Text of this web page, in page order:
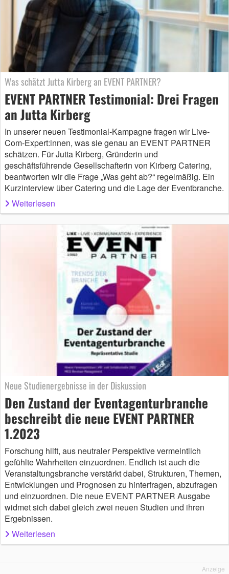
Was schätzt Jutta Kirberg an EVENT PARTNER?
EVENT PARTNER Testimonial: Drei Fragen
an Jutta Kirberg
In unserer neuen Testimonial-Kampagne fragen wir Live-
Com-Expert:innen, was sie genau an EVENT PARTNER
schätzen. Für Jutta Kirberg, Gründerin und
geschäftsführende Gesellschafterin von Kirberg Catering,
beantworten wir die Frage „Was geht ab?“ regelmäßig. Ein
Kurzinterview über Catering und die Lage der Eventbranche.
Weiterlesen
Neue Studienergebnisse in der Diskussion
Den Zustand der Eventagenturbranche
beschreibt die neue EVENT PARTNER
1.2023
Forschung hilft, aus neutraler Perspektive vermeintlich
gefühlte Wahrheiten einzuordnen. Endlich ist auch die
Veranstaltungsbranche verstärkt dabei, Strukturen, Themen,
Entwicklungen und Prognosen zu hinterfragen, abzufragen
und einzuordnen. Die neue EVENT PARTNER Ausgabe
widmet sich dabei gleich zwei neuen Studien und ihren
Ergebnissen.
Weiterlesen
Anzeige